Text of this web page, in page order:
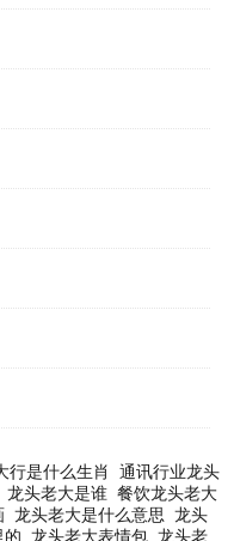
行是什么生肖
通讯行业龙头
龙头老大是谁 餐饮龙头老大
龙头老大是什么意思 龙头
的 龙头老大表情包 龙头老